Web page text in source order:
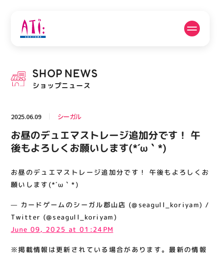
PICK UP NEWS
ピックアップニュース
フロアガイド 営業時間
ACCESS
アクセス・駐車場
RECRUIT
関連情報
お知らせ
SHOP NEWS
ショップニュース
2025.06.09 シーガル
お昼のデュエマストレージ追加分です！ 午
後もよろしくお願いします(*´ω｀*)
お昼のデュエマストレージ追加分です！ 午後もよろしくお
願いします(*´ω｀*)
— カードゲームのシーガル郡山店 (@seagull_koriyam) /
Twitter (@seagull_koriyam)
June 09, 2025 at 01:24PM
※掲載情報は更新されている場合があります。最新の情報